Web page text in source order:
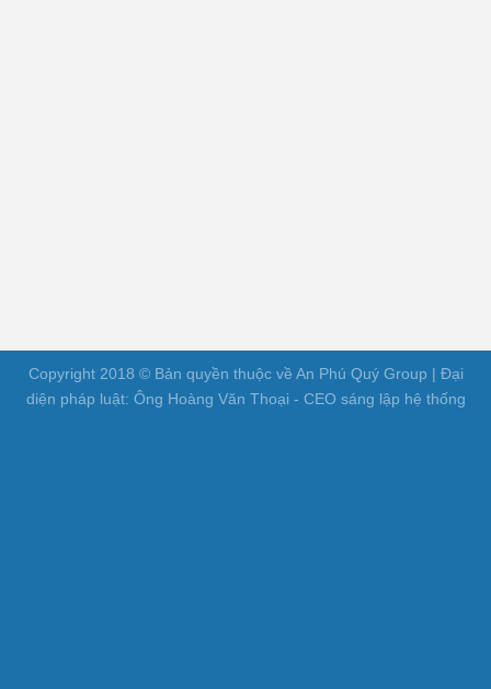
Copyright 2018 © Bản quyền thuộc về An Phú Quý Group | Đại
diện pháp luật: Ông Hoàng Văn Thoại - CEO sáng lập hệ thống